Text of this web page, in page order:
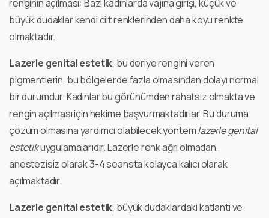
renginin açılması: Bazı kadınlarda vajina girişi, küçük ve
büyük dudaklar kendi cilt renklerinden daha koyu renkte
olmaktadır.
Lazerle genital estetik, bu deriye rengini veren
pigmentlerin, bu bölgelerde fazla olmasından dolayı normal
bir durumdur. Kadınlar bu görünümden rahatsız olmakta ve
rengin açılması için hekime başvurmaktadırlar. Bu duruma
çözüm olmasına yardımcı olabilecek yöntemlazerle genital
estetikuygulamalarıdır. Lazerle renk ağrı olmadan,
anestezisiz olarak 3-4 seansta kolayca kalıcı olarak
açılmaktadır.
Lazerle genital estetik, büyük dudaklardaki katlantı ve